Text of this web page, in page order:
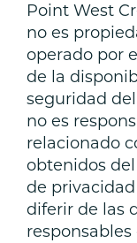
Point West
no es
operado por
de la
seguridad
no es
relacionado
obtenidos
de
diferir de las